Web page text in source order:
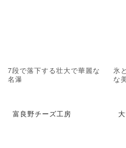
7段で落下する壮大で華麗な
名瀑
氷
な
富良野チーズ工房